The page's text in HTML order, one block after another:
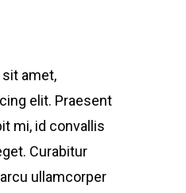
amet,
elit. Praesent
mi, id convallis
Curabitur
ullamcorper